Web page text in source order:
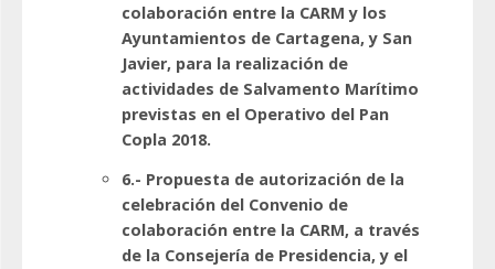
colaboración entre la CARM y los
Ayuntamientos de Cartagena, y San
Javier, para la realización de
actividades de Salvamento Marítimo
previstas en el Operativo del Pan
Copla 2018.
6.- Propuesta de autorización de la
celebración del Convenio de
colaboración entre la CARM, a través
de la Consejería de Presidencia, y el